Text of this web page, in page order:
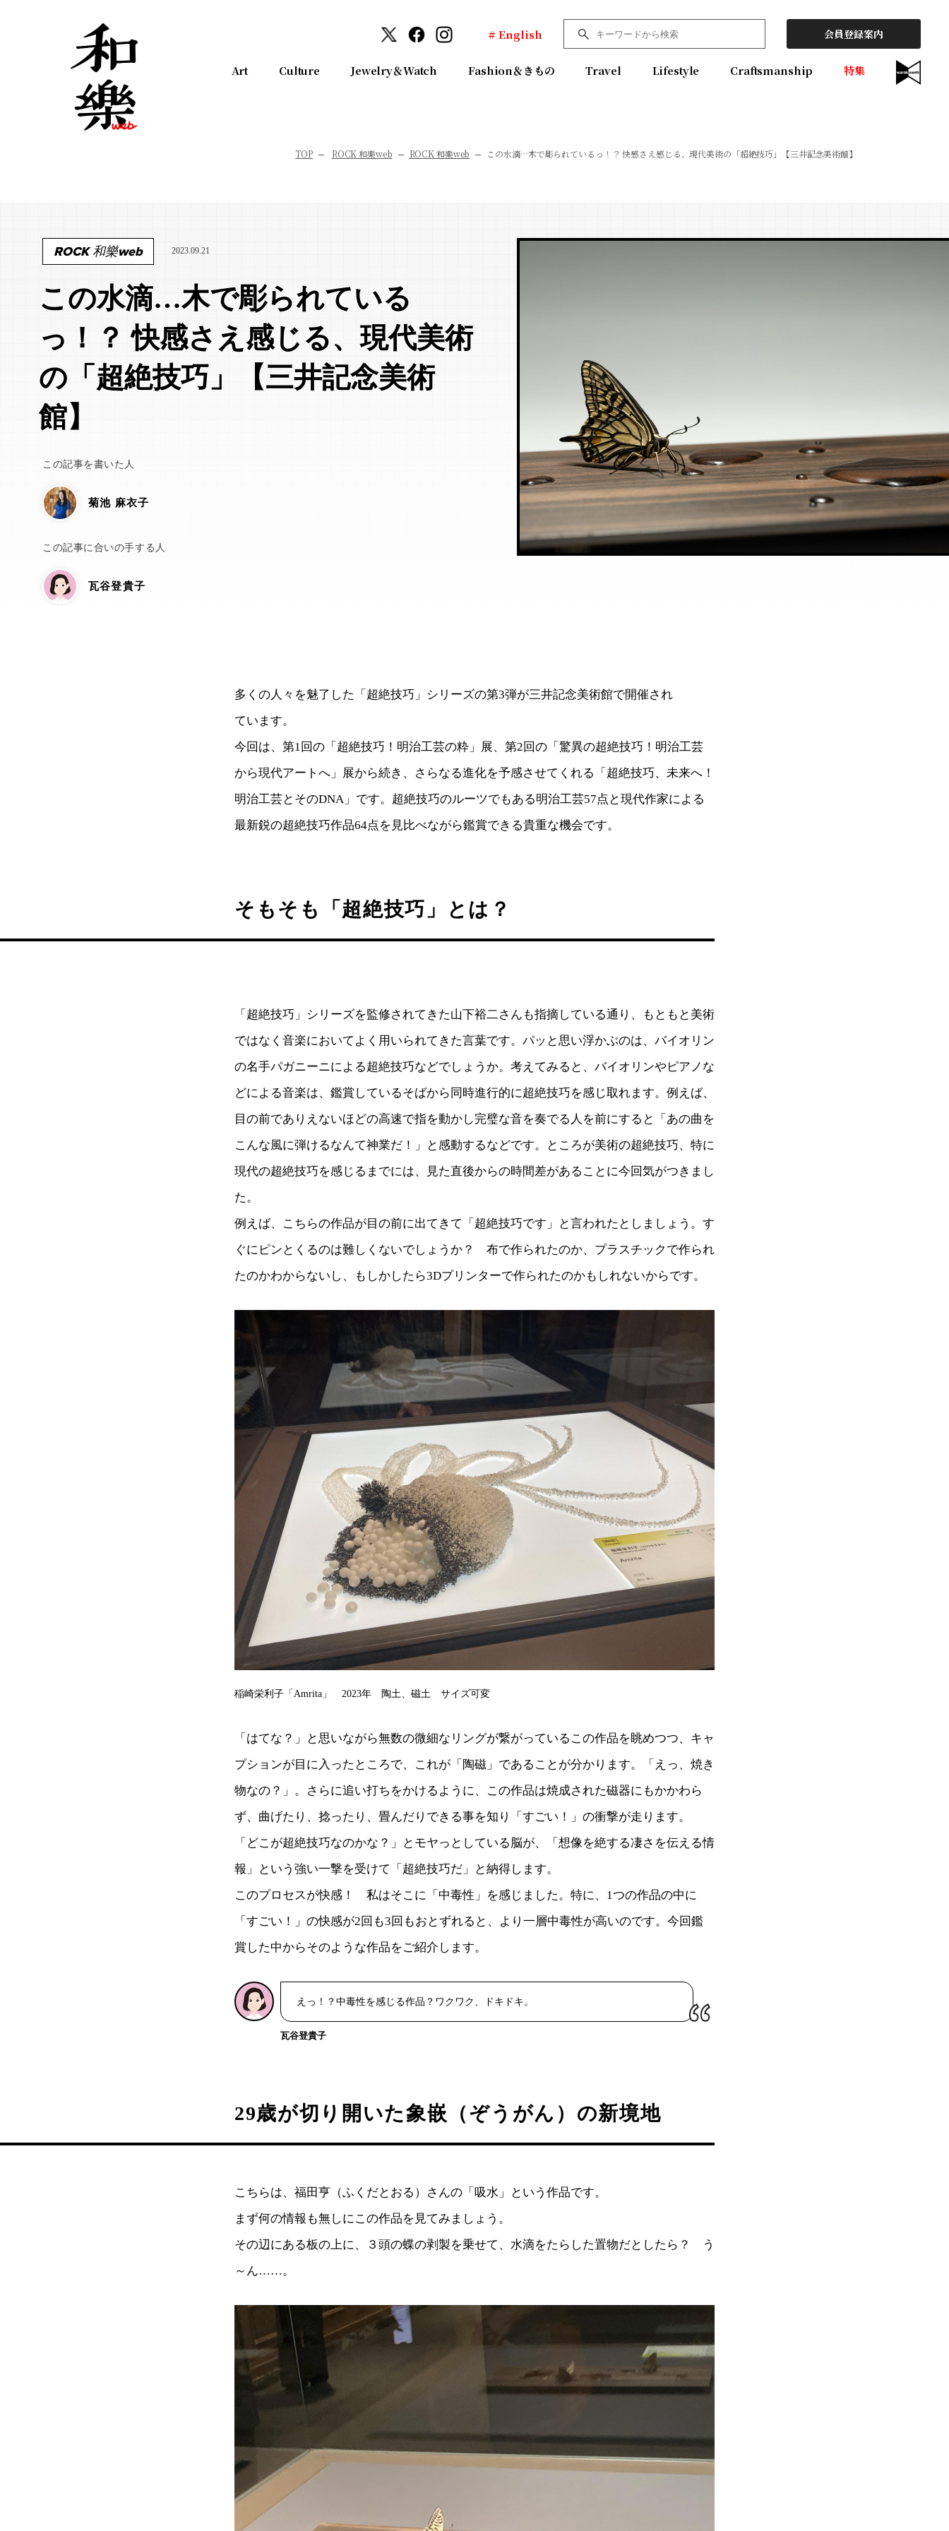
# English 会員登録案内
Art Culture Jewelry＆Watch Fashion＆きもの Travel Lifestyle Craftsmanship 特集
TOP ROCK 和樂web ROCK 和樂web この水滴…木で彫られているっ！？ 快感さえ感じる、現代美術の「超絶技巧」【三井記念美術館】
ROCK 和樂web 2023.09.21
この水滴…木で彫られている
っ！？ 快感さえ感じる、現代美術
の「超絶技巧」【三井記念美術
館】
この記事を書いた人
菊池 麻衣子
この記事に合いの手する人
瓦谷登貴子
多くの人々を魅了した「超絶技巧」シリーズの第3弾が三井記念美術館で開催され
ています。
今回は、第1回の「超絶技巧！明治工芸の粋」展、第2回の「驚異の超絶技巧！明治工芸
から現代アートへ」展から続き、さらなる進化を予感させてくれる「超絶技巧、未来へ！
明治工芸とそのDNA」です。超絶技巧のルーツでもある明治工芸57点と現代作家による
最新鋭の超絶技巧作品64点を見比べながら鑑賞できる貴重な機会です。
そもそも「超絶技巧」とは？
「超絶技巧」シリーズを監修されてきた山下裕二さんも指摘している通り、もともと美術
ではなく音楽においてよく用いられてきた言葉です。パッと思い浮かぶのは、バイオリン
の名手パガニーニによる超絶技巧などでしょうか。考えてみると、バイオリンやピアノな
どによる音楽は、鑑賞しているそばから同時進行的に超絶技巧を感じ取れます。例えば、
目の前でありえないほどの高速で指を動かし完璧な音を奏でる人を前にすると「あの曲を
こんな風に弾けるなんて神業だ！」と感動するなどです。ところが美術の超絶技巧、特に
現代の超絶技巧を感じるまでには、見た直後からの時間差があることに今回気がつきまし
た。
例えば、こちらの作品が目の前に出てきて「超絶技巧です」と言われたとしましょう。す
ぐにピンとくるのは難しくないでしょうか？ 布で作られたのか、プラスチックで作られ
たのかわからないし、もしかしたら3Dプリンターで作られたのかもしれないからです。
稲崎栄利子「Amrita」 2023年 陶土、磁土 サイズ可変
「はてな？」と思いながら無数の微細なリングが繋がっているこの作品を眺めつつ、キャ
プションが目に入ったところで、これが「陶磁」であることが分かります。「えっ、焼き
物なの？」。さらに追い打ちをかけるように、この作品は焼成された磁器にもかかわら
ず、曲げたり、捻ったり、畳んだりできる事を知り「すごい！」の衝撃が走ります。
「どこが超絶技巧なのかな？」とモヤっとしている脳が、「想像を絶する凄さを伝える情
報」という強い一撃を受けて「超絶技巧だ」と納得します。
このプロセスが快感！ 私はそこに「中毒性」を感じました。特に、1つの作品の中に
「すごい！」の快感が2回も3回もおとずれると、より一層中毒性が高いのです。今回鑑
賞した中からそのような作品をご紹介します。
えっ！？中毒性を感じる作品？ワクワク、ドキドキ。
瓦谷登貴子
29歳が切り開いた象嵌（ぞうがん）の新境地
こちらは、福田亨（ふくだとおる）さんの「吸水」という作品です。
まず何の情報も無しにこの作品を見てみましょう。
その辺にある板の上に、３頭の蝶の剥製を乗せて、水滴をたらした置物だとしたら？ う
～ん……。